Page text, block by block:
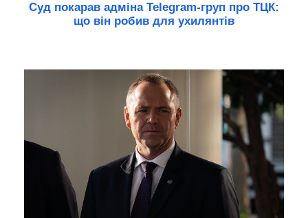
Суд покарав адміна Telegram-груп про ТЦК:
що він робив для ухилянтів